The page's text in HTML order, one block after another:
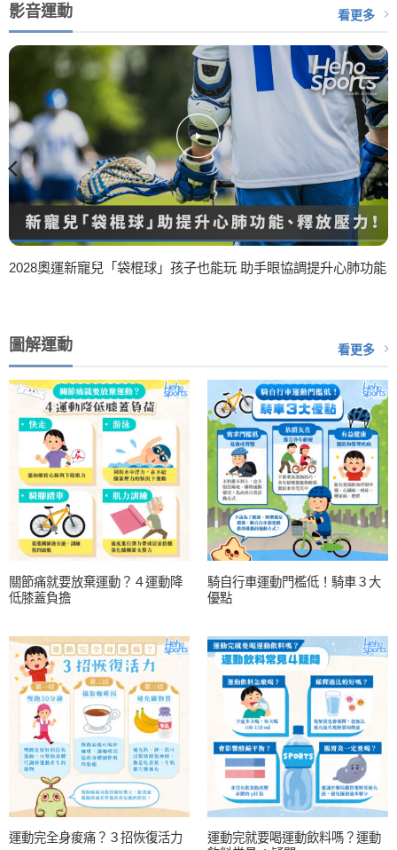
影音運動 看更多
2028奧運新寵兒「袋棍球」孩子也能玩 助手眼協調提升心肺功能
圖解運動 看更多
關節痛就要放棄運動？４運動降
低膝蓋負擔
騎自行車運動門檻低！騎車３大
優點
運動完全身痠痛？３招恢復活力
運動完就要喝運動飲料嗎？運動